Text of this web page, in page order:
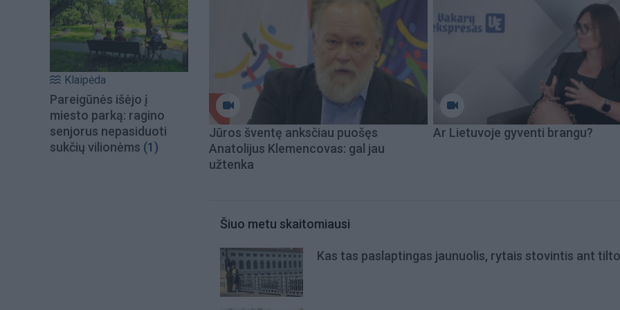
Klaipėda
Pareigūnės išėjo į
miesto parką: ragino
senjorus nepasiduoti
sukčių vilionėms (1)
Jūros šventę anksčiau puošęs
Anatolijus Klemencovas: gal jau
užtenka
Ar Lietuvoje gyventi brangu?
Šiuo metu skaitomiausi
Kas tas paslaptingas jaunuolis, rytais stovintis ant